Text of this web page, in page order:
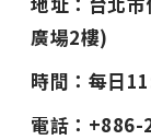
廣場2樓)
時間：每日
電話：